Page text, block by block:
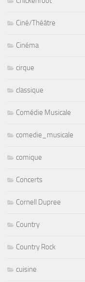
Ciné/Théâtre
Cinéma
cirque
classique
Comédie Musicale
comedie_musicale
comique
Concerts
Cornell Dupree
Country
Country Rock
cuisine